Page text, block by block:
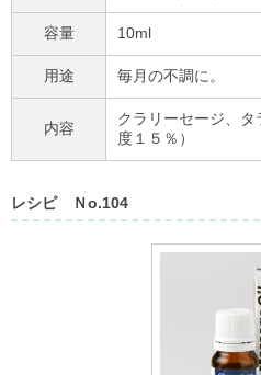
容量 10ml
用途 毎月の不調に。
内容
クラリーセージ、
度１５％）
レシピ Ｎo.104